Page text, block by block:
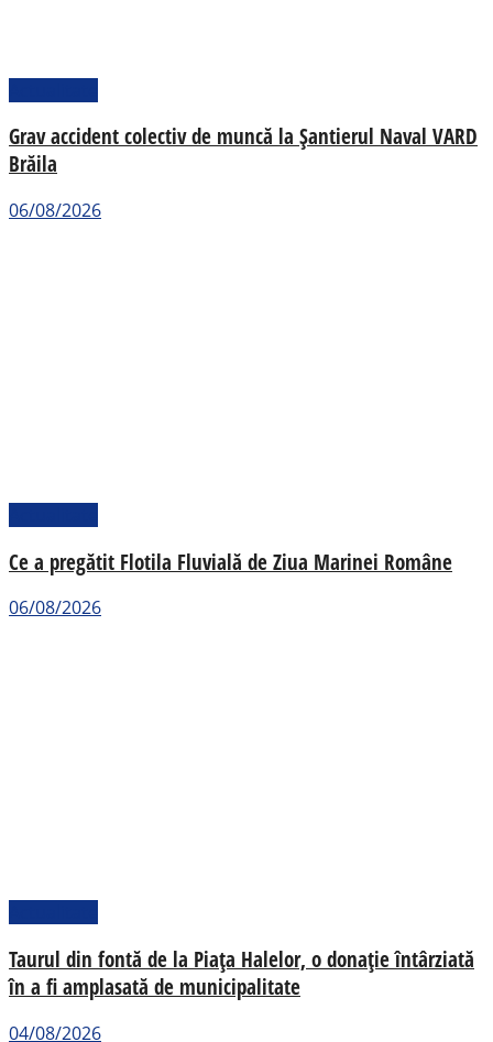
Grav accident colectiv de muncă la Șantierul Naval VARD
Brăila
06/08/2026
Ce a pregătit Flotila Fluvială de Ziua Marinei Române
06/08/2026
Taurul din fontă de la Piața Halelor, o donație întârziată
în a fi amplasată de municipalitate
04/08/2026